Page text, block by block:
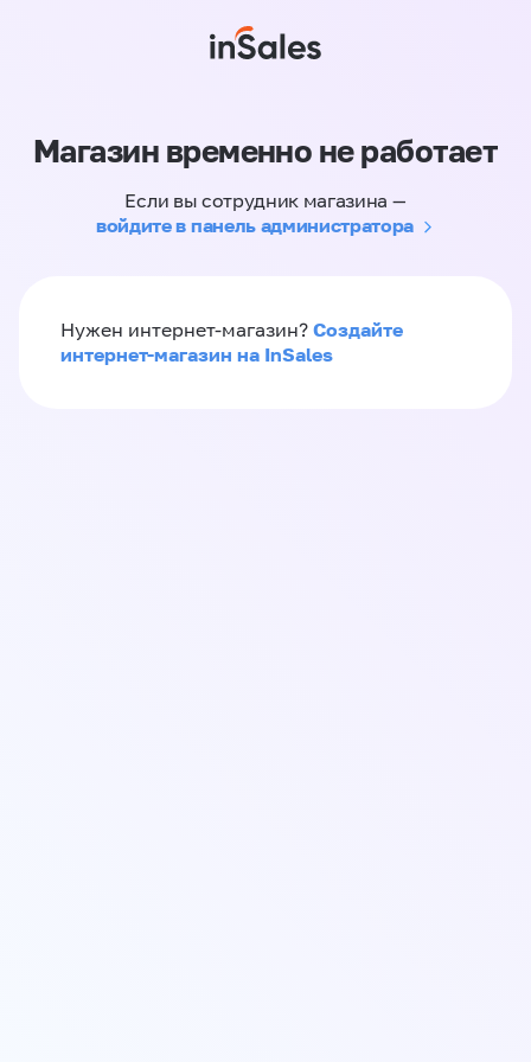
Магазин временно не работает
Если вы сотрудник магазина —
войдите в панель администратора
Нужен интернет-магазин? Создайте
интернет-магазин на InSales